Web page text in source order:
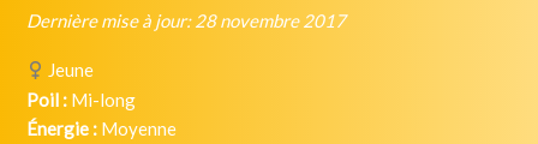
Dernière mise à jour: 28 novembre 2017
Jeune
Poil : Mi-long
Énergie : Moyenne